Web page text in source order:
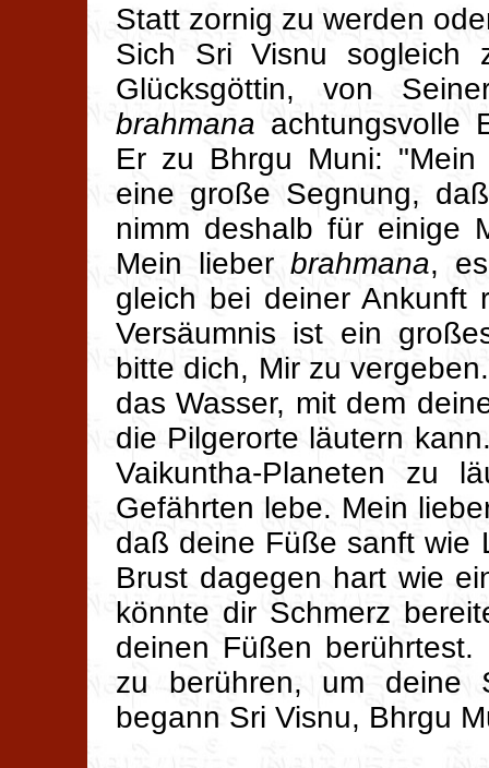
Statt zornig zu werden
Sich Sri Visnu sogleich
Glücksgöttin, von
brahmana achtungsvolle
Er zu Bhrgu Muni:
eine große Segnung,
nimm deshalb für einige
Mein lieberbrahmana,
gleich bei deiner Ankunft
Versäumnis ist ein
bitte dich, Mir zu
das Wasser, mit dem
die Pilgerorte läutern
Vaikuntha-Planeten zu
Gefährten lebe. Mein
daß deine Füße sanft wie
Brust dagegen hart wie
könnte dir Schmerz
deinen Füßen
zu berühren, um deine
begann Sri Visnu, Bhrgu